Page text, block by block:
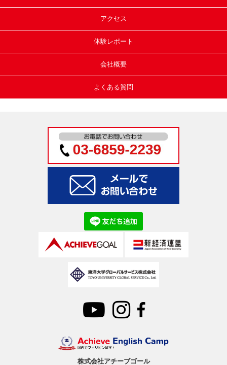
アクセス
体験レポート
会社概要
よくある質問
株式会社アチーブゴール